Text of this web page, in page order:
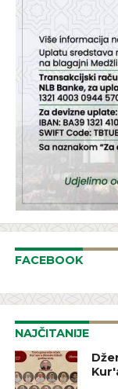
FACEBOOK
NAJČITANIJE